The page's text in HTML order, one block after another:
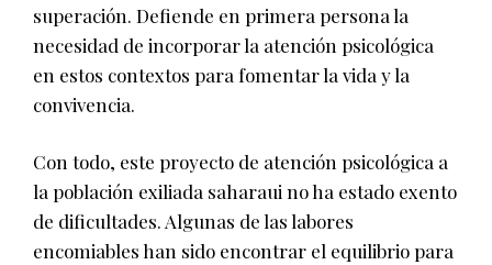
superación. Defiende en primera persona la
necesidad de incorporar la atención psicológica
en estos contextos para fomentar la vida y la
convivencia.
Con todo, este proyecto de atención psicológica a
la población exiliada saharaui no ha estado exento
de dificultades. Algunas de las labores
encomiables han sido encontrar el equilibrio para